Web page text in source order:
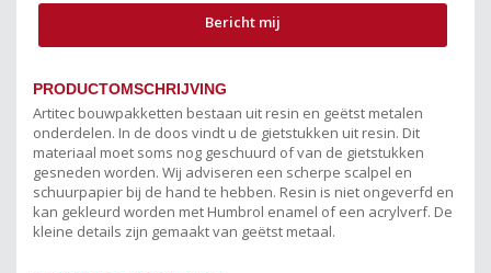
Bericht mij
PRODUCTOMSCHRIJVING
Artitec bouwpakketten bestaan uit resin en geëtst metalen
onderdelen. In de doos vindt u de gietstukken uit resin. Dit
materiaal moet soms nog geschuurd of van de gietstukken
gesneden worden. Wij adviseren een scherpe scalpel en
schuurpapier bij de hand te hebben. Resin is niet ongeverfd en
kan gekleurd worden met Humbrol enamel of een acrylverf. De
kleine details zijn gemaakt van geëtst metaal.